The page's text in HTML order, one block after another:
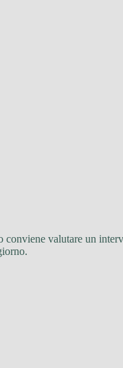
conviene valutare un